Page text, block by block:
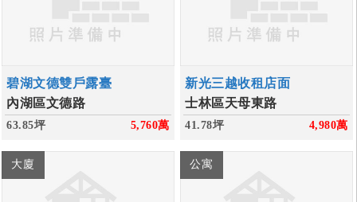
碧湖文德雙戶露臺
內湖區文德路
63.85坪 5,760萬
新光三越收租店面
士林區天母東路
41.78坪 4,980萬
大廈 公寓